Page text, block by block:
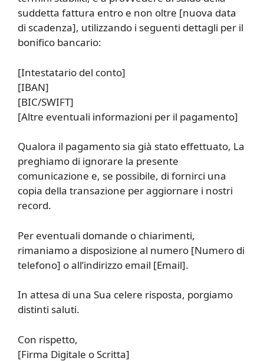
suddetta fattura entro e non oltre [nuova data
di scadenza], utilizzando i seguenti dettagli per il
bonifico bancario:
[Intestatario del conto]
[IBAN]
[BIC/SWIFT]
[Altre eventuali informazioni per il pagamento]
Qualora il pagamento sia già stato effettuato, La
preghiamo di ignorare la presente
comunicazione e, se possibile, di fornirci una
copia della transazione per aggiornare i nostri
record.
Per eventuali domande o chiarimenti,
rimaniamo a disposizione al numero [Numero di
telefono] o all’indirizzo email [Email].
In attesa di una Sua celere risposta, porgiamo
distinti saluti.
Con rispetto,
[Firma Digitale o Scritta]